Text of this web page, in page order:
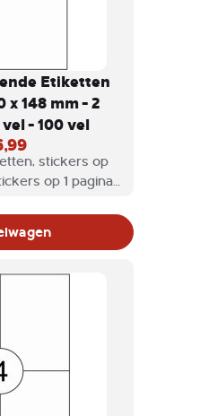
Etiketten
x 148 mm - 2
- 100 vel
stickers op
op 1 pagina